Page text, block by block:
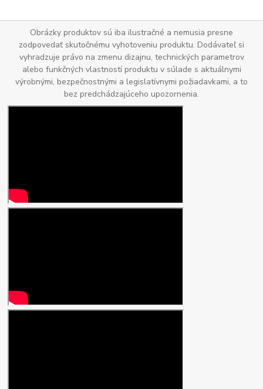
Obrázky produktov sú iba ilustračné a nemusia presne
zodpovedať skutočnému vyhotoveniu produktu. Dodávateľ si
vyhradzuje právo na zmenu dizajnu, technických parametrov
alebo funkčných vlastností produktu v súlade s aktuálnymi
výrobnými, bezpečnostnými a legislatívnymi požiadavkami, a to
bez predchádzajúceho upozornenia.